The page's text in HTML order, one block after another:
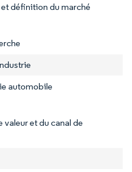
définition du marché
automobile
valeur et du canal de